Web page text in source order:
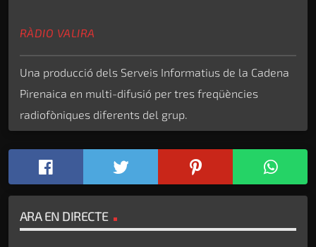
RÀDIO VALIRA
Una producció dels Serveis Informatius de la Cadena
Pirenaica en multi-difusió per tres freqüències
radiofòniques diferents del grup.
ARA EN DIRECTE